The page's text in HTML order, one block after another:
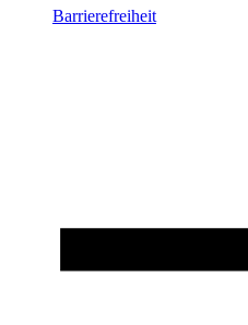
Barrierefreiheit